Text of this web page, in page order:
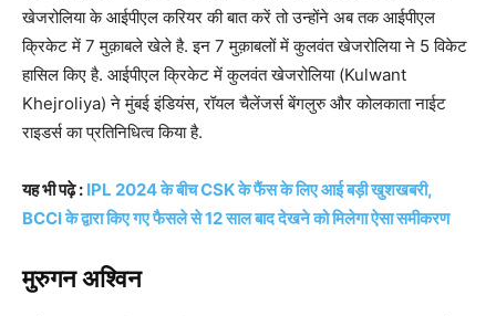
खेजरोलिया के आईपीएल करियर की बात करें तो उन्होंने अब तक आईपीएल
क्रिकेट में 7 मुक़ाबले खेले है. इन 7 मुक़ाबलों में कुलवंत खेजरोलिया ने 5 विकेट
हासिल किए है. आईपीएल क्रिकेट में कुलवंत खेजरोलिया (Kulwant
Khejroliya) ने मुंबई इंडियंस, रॉयल चैलेंजर्स बेंगलुरु और कोलकाता नाईट
राइडर्स का प्रतिनिधित्व किया है.
यह भी पढ़े : IPL 2024 के बीच CSK के फैंस के लिए आई बड़ी खुशखबरी,
BCCI के द्वारा किए गए फैसले से 12 साल बाद देखने को मिलेगा ऐसा समीकरण
मुरुगन अश्विन